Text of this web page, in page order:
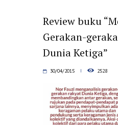
Review buku
Gerakan-
Dunia Ketiga”
30/04/2015 2528